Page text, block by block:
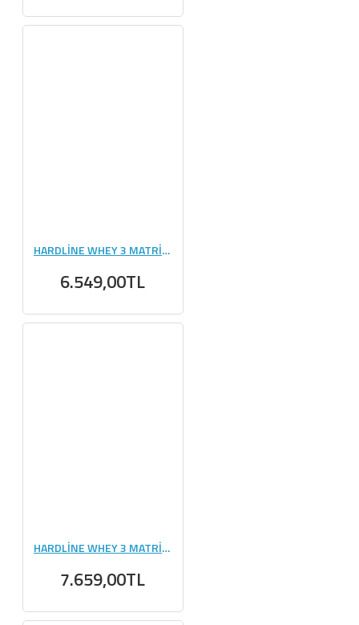
HARDLİNE WHEY 3 MATRİX 2300 GR
6.549,00TL
HARDLİNE WHEY 3 MATRİX 2340 GR - 78 PAKET
7.659,00TL